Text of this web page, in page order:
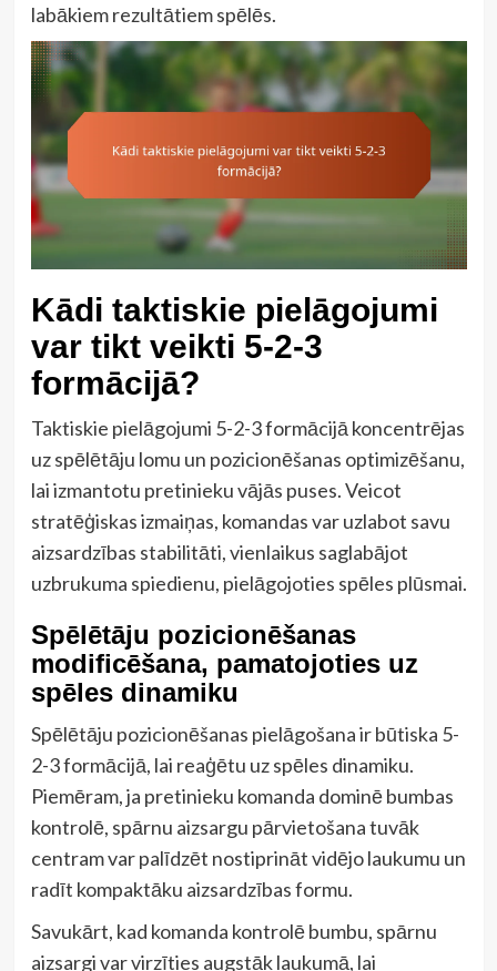
labākiem rezultātiem spēlēs.
Kādi taktiskie pielāgojumi
var tikt veikti 5-2-3
formācijā?
Taktiskie pielāgojumi 5-2-3 formācijā koncentrējas
uz spēlētāju lomu un pozicionēšanas optimizēšanu,
lai izmantotu pretinieku vājās puses. Veicot
stratēģiskas izmaiņas, komandas var uzlabot savu
aizsardzības stabilitāti, vienlaikus saglabājot
uzbrukuma spiedienu, pielāgojoties spēles plūsmai.
Spēlētāju pozicionēšanas
modificēšana, pamatojoties uz
spēles dinamiku
Spēlētāju pozicionēšanas pielāgošana ir būtiska 5-
2-3 formācijā, lai reaģētu uz spēles dinamiku.
Piemēram, ja pretinieku komanda dominē bumbas
kontrolē, spārnu aizsargu pārvietošana tuvāk
centram var palīdzēt nostiprināt vidējo laukumu un
radīt kompaktāku aizsardzības formu.
Savukārt, kad komanda kontrolē bumbu, spārnu
aizsargi var virzīties augstāk laukumā, lai